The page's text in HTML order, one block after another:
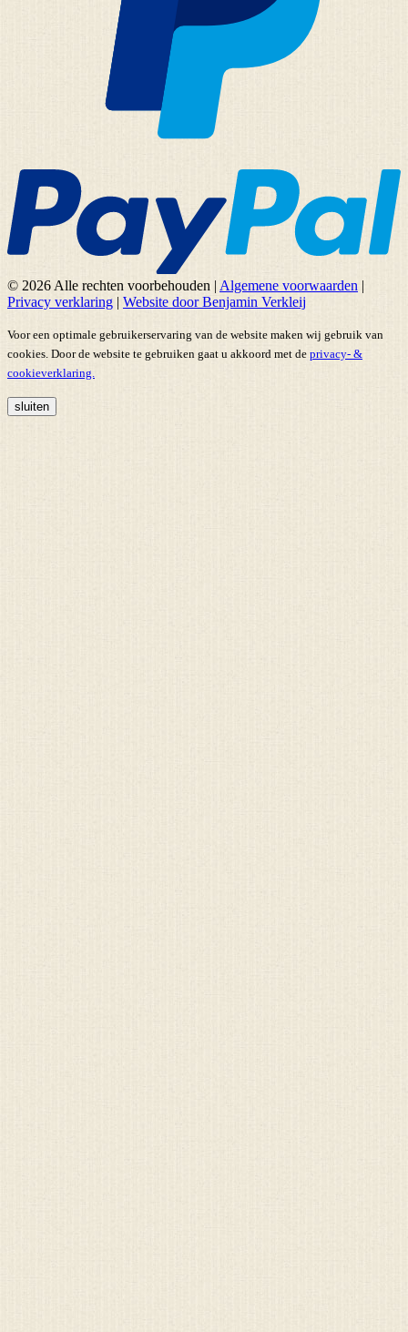
© 2026 Alle rechten voorbehouden | Algemene voorwaarden |
Privacy verklaring | Website door Benjamin Verkleij
Voor een optimale gebruikerservaring van de website maken wij gebruik van
cookies. Door de website te gebruiken gaat u akkoord met de privacy- &
cookieverklaring.
sluiten